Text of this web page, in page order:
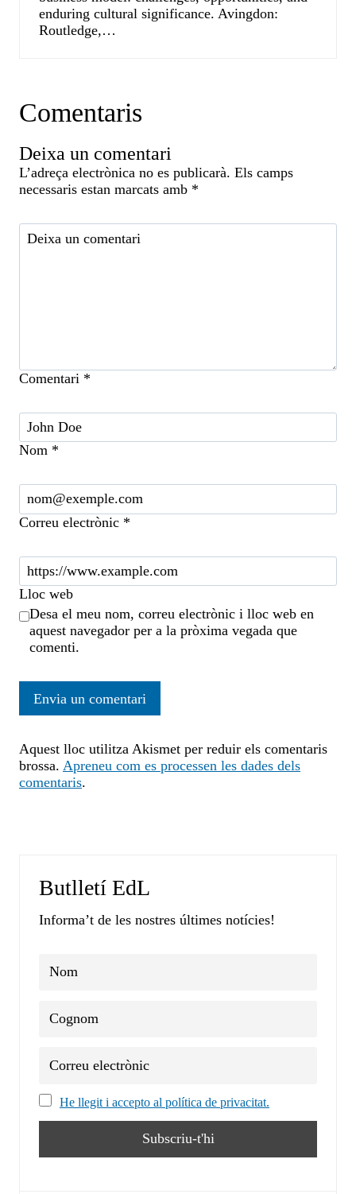
enduring cultural significance. Avingdon:
Routledge,…
Comentaris
Deixa un comentari
L’adreça electrònica no es publicarà. Els camps
necessaris estan marcats amb *
Comentari *
Nom *
Correu electrònic *
Lloc web
Desa el meu nom, correu electrònic i lloc web en
aquest navegador per a la pròxima vegada que
comenti.
Aquest lloc utilitza Akismet per reduir els comentaris
brossa. Apreneu com es processen les dades dels
comentaris.
Butlletí EdL
Informa’t de les nostres últimes notícies!
He llegit i accepto al política de privacitat.